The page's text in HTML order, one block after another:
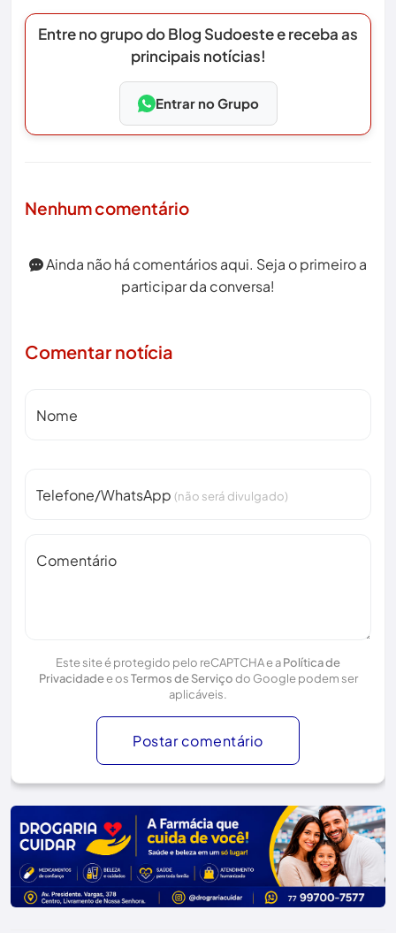
Entre no grupo do Blog Sudoeste e receba as
principais notícias!
Entrar no Grupo
Nenhum comentário
Ainda não há comentários aqui. Seja o primeiro a
participar da conversa!
Comentar notícia
Nome
Telefone/WhatsApp (não será divulgado)
Comentário
Este site é protegido pelo reCAPTCHA e aPolítica de
Privacidadee osTermos de Serviçodo Google podem ser
aplicáveis.
Postar comentário